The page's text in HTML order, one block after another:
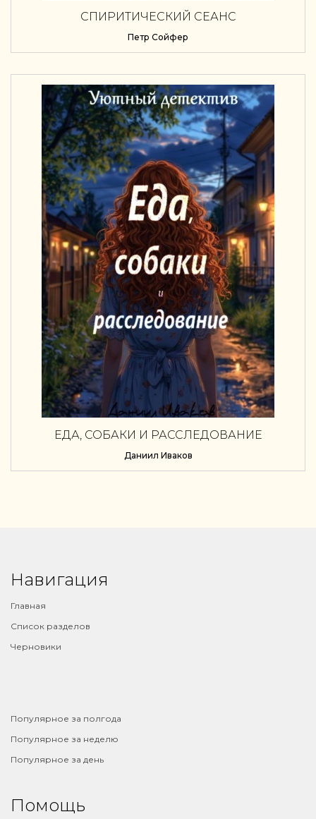
СПИРИТИЧЕСКИЙ СЕАНС
Петр Сойфер
ЕДА, СОБАКИ И РАССЛЕДОВАНИЕ
Даниил Иваков
Навигация
Главная
Список разделов
Черновики
Популярное за полгода
Популярное за неделю
Популярное за день
Помощь